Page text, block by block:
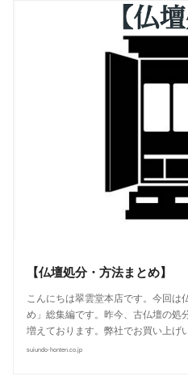
【仏壇処分・方法まとめ】
こんにちは翠雲堂本店です。今回は
め」総集編です。昨今、古仏壇の処
増えております。弊社でお買い上げ
suiundo-honten.co.jp